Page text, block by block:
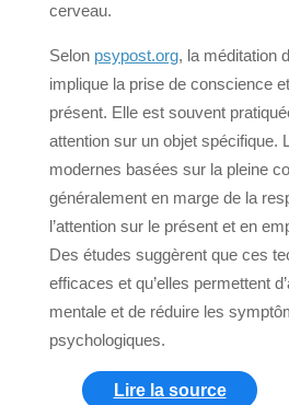
cerveau.
Selon psypost.org, la méditation
implique la prise de conscience
présent. Elle est souvent
attention sur un objet spécifique.
modernes basées sur la pleine
généralement en marge de la
l’attention sur le présent et en
Des études suggèrent que ces
efficaces et qu’elles permettent
mentale et de réduire les
psychologiques.
Lire la source